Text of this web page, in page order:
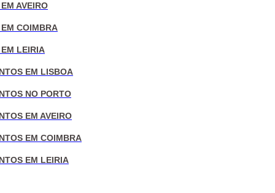
AVEIRO
COIMBRA
LEIRIA
EM LISBOA
NO PORTO
EM AVEIRO
EM COIMBRA
EM LEIRIA